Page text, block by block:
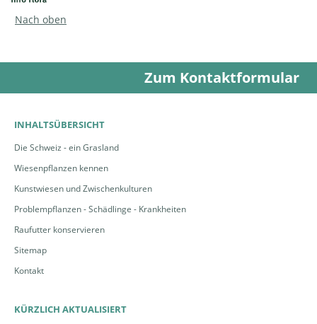
Nach oben
Zum Kontaktformular
INHALTSÜBERSICHT
Die Schweiz - ein Grasland
Wiesenpflanzen kennen
Kunstwiesen und Zwischenkulturen
Problempflanzen - Schädlinge - Krankheiten
Raufutter konservieren
Sitemap
Kontakt
KÜRZLICH AKTUALISIERT